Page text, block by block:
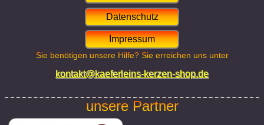
Datenschutz
Impressum
Sie benötigen unsere Hilfe? Sie erreichen uns unter
kontakt@kaeferleins-kerzen-shop.de
unsere Partner